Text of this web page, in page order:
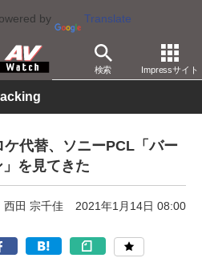
by Translate
検索 Impressサイト
代替、ソニーPCL「バー
を見てきた
西田 宗千佳 2021年1月14日 08:00